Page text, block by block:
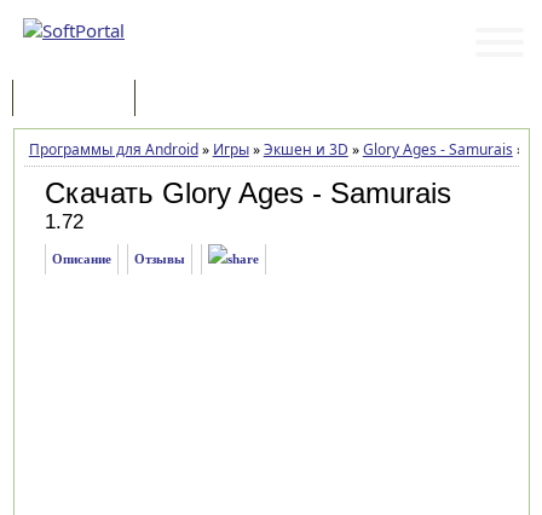
Программы для Android» Игры»Экшен и 3D »Glory Ages - Samurais »
Скачать Glory Ages - Samurais
1.72
Описание Отзывы